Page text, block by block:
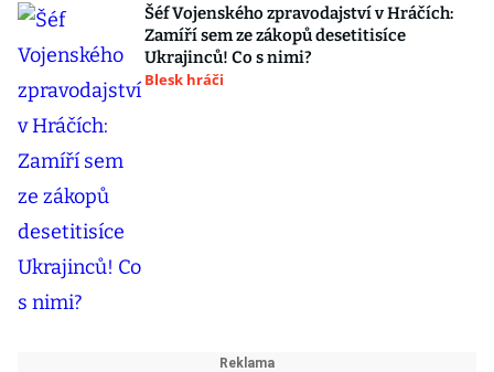
Šéf Vojenského zpravodajství v Hráčích:
Zamíří sem ze zákopů desetitisíce
Ukrajinců! Co s nimi?
Blesk hráči